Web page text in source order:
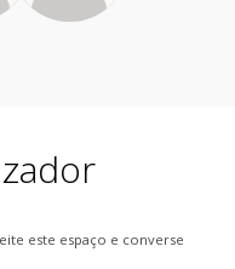
este espaço e converse